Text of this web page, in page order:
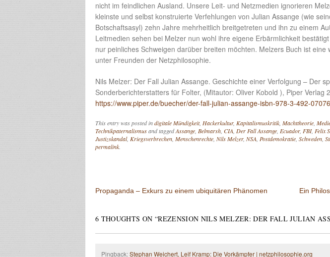
nicht im feindlichen Ausland. Unsere Leit- und Netzmedien ignorieren
kleinste und selbst konstruierte Verfehlungen von Julian Assange (wie
Botschaftsasyl) zehn Jahre mehrheitlich breitgetreten und ihn zu einem
Leitmedien sehen bei Melzer nun wohl ihre eigene Erbärmlichkeit
nur peinliches Schweigen darüber breiten möchten. Melzers Buch ist
unter Freunden der Netzphilosophie.
Nils Melzer: Der Fall Julian Assange. Geschichte einer Verfolgung – Der
Sonderberichterstatters für Folter, (Mitautor: Oliver Kobold ), Piper Verlag
https://www.piper.de/buecher/der-fall-julian-assange-isbn-978-3-492-
This entry was posted indigitale Mündigkeit, Hackerkultur, Kapitalismuskritik Machttheorie
Technikpaternalismusand taggedAssange Belmarsh CIA Der Fall Assange Ecuador, FBI, Felix
Justizskandal, Kriegsverbrechen Menschenrechte Nils Melzer, NSA Postdemokratie Schweden
permalink
Post navigation
Propaganda – Exkurs zu einem ubiquitären Phänomen
Ein
6 THOUGHTS ON “REZENSION NILS MELZER: DER FALL JULIAN
Pingback:Stephan Weichert, Leif Kramp: Die Vorkämpfer | netzphilosophie.org